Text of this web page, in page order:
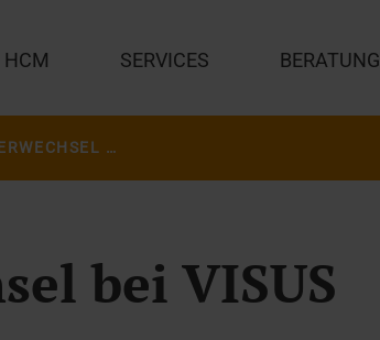
HCM SERVICES BERATUNG
GESCHÄFTSFÜHRERWECHSEL BEI VISUS
bei VISUS